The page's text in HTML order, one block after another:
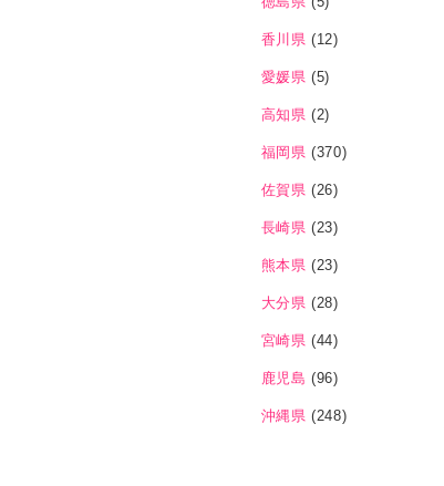
香川県 (12)
愛媛県 (5)
高知県 (2)
福岡県 (370)
佐賀県 (26)
長崎県 (23)
熊本県 (23)
大分県 (28)
宮崎県 (44)
鹿児島 (96)
沖縄県 (248)